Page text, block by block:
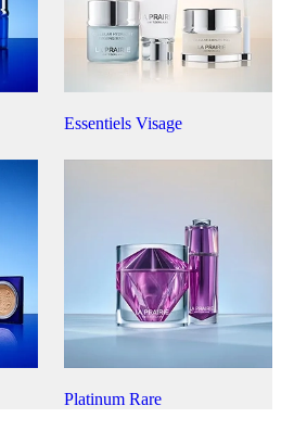
Essentiels Visage
Platinum Rare